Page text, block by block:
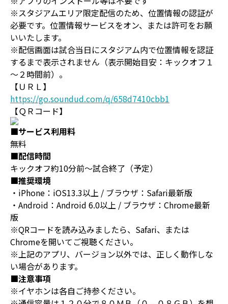
※スタジアムエリア限定配信のため、位置情報の認証が
必要です。位置情報サービスをオン、または許可をお願
いいたします。
※配信画面は試合当日にスタジアム内で位置情報を認証
するまで表示されません（表示開始目安：キックオフ１
～２時間前）。
【ＵＲＬ】
https://go.soundud.com/q/658d7410cbb1
【ＱＲコード】
■サービス利用料
無料
■配信時間
キックオフ約10分前～試合終了（予定）
■推奨環境
・iPhone：iOS13.3以上 / ブラウザ：Safari最新版
・Android：Android 6.0以上 / ブラウザ：Chrome最新
版
※QRコードを読み込みましたら、Safari、または
Chromeを開いてご視聴ください。
※上記のアプリ、バージョン以外では、正しく動作しな
い場合があります。
■注意事項
※イヤホンは各自ご持参ください。